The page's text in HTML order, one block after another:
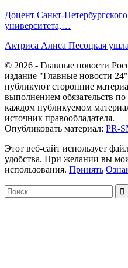
Доцент Санкт-
университета,…
Актриса Алиса Песоцкая
© 2026 - Главные новости
издание "Главные новости
публикуют сторонние
выполнением обязательств
каждом публикуемом
источник правообладателя.
Опубликовать материал: PR-
Этот веб-сайт использует
удобства. При желании вы
использования. Принять